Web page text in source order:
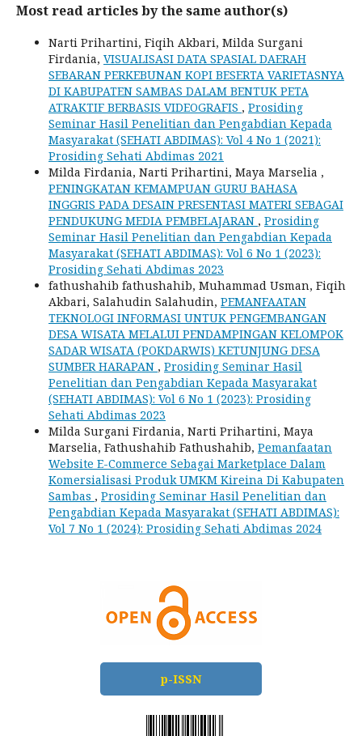
Most read articles by the same author(s)
Narti Prihartini, Fiqih Akbari, Milda Surgani
Firdania, VISUALISASI DATA SPASIAL DAERAH
SEBARAN PERKEBUNAN KOPI BESERTA VARIETASNYA
DI KABUPATEN SAMBAS DALAM BENTUK PETA
ATRAKTIF BERBASIS VIDEOGRAFIS , Prosiding
Seminar Hasil Penelitian dan Pengabdian Kepada
Masyarakat (SEHATI ABDIMAS): Vol 4 No 1 (2021):
Prosiding Sehati Abdimas 2021
Milda Firdania, Narti Prihartini, Maya Marselia ,
PENINGKATAN KEMAMPUAN GURU BAHASA
INGGRIS PADA DESAIN PRESENTASI MATERI SEBAGAI
PENDUKUNG MEDIA PEMBELAJARAN , Prosiding
Seminar Hasil Penelitian dan Pengabdian Kepada
Masyarakat (SEHATI ABDIMAS): Vol 6 No 1 (2023):
Prosiding Sehati Abdimas 2023
fathushahib fathushahib, Muhammad Usman, Fiqih
Akbari, Salahudin Salahudin, PEMANFAATAN
TEKNOLOGI INFORMASI UNTUK PENGEMBANGAN
DESA WISATA MELALUI PENDAMPINGAN KELOMPOK
SADAR WISATA (POKDARWIS) KETUNJUNG DESA
SUMBER HARAPAN , Prosiding Seminar Hasil
Penelitian dan Pengabdian Kepada Masyarakat
(SEHATI ABDIMAS): Vol 6 No 1 (2023): Prosiding
Sehati Abdimas 2023
Milda Surgani Firdania, Narti Prihartini, Maya
Marselia, Fathushahib Fathushahib, Pemanfaatan
Website E-Commerce Sebagai Marketplace Dalam
Komersialisasi Produk UMKM Kireina Di Kabupaten
Sambas , Prosiding Seminar Hasil Penelitian dan
Pengabdian Kepada Masyarakat (SEHATI ABDIMAS):
Vol 7 No 1 (2024): Prosiding Sehati Abdimas 2024
p-ISSN